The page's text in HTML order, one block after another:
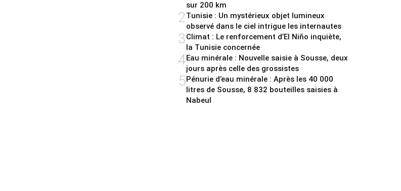
sur 200 km
2Tunisie : Un mystérieux objet lumineux
observé dans le ciel intrigue les internautes
3Climat : Le renforcement d’El Niño inquiète,
la Tunisie concernée
4Eau minérale : Nouvelle saisie à Sousse, deux
jours après celle des grossistes
5Pénurie d’eau minérale : Après les 40 000
litres de Sousse, 8 832 bouteilles saisies à
Nabeul